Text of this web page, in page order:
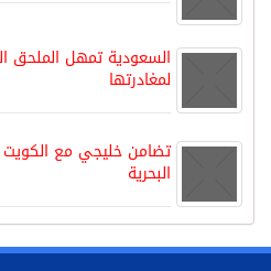
لمغادرتها
تضامن خليجي مع
البحرية